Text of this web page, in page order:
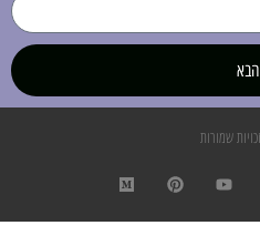
הבא
שמורות